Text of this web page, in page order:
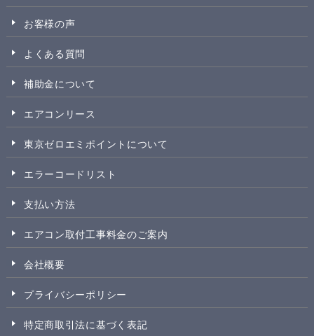
お客様の声
よくある質問
補助金について
エアコンリース
東京ゼロエミポイントについて
エラーコードリスト
支払い方法
エアコン取付工事料金のご案内
会社概要
プライバシーポリシー
特定商取引法に基づく表記